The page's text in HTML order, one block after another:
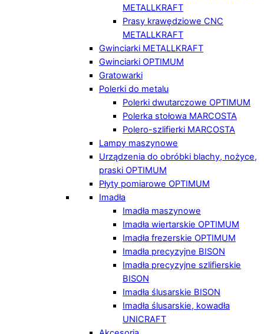
METALLKRAFT
Prasy krawędziowe CNC
METALLKRAFT
Gwinciarki METALLKRAFT
Gwinciarki OPTIMUM
Gratowarki
Polerki do metalu
Polerki dwutarczowe OPTIMUM
Polerka stołowa MARCOSTA
Polero-szlifierki MARCOSTA
Lampy maszynowe
Urządzenia do obróbki blachy, nożyce,
praski OPTIMUM
Płyty pomiarowe OPTIMUM
Imadła
Imadła maszynowe
Imadła wiertarskie OPTIMUM
Imadła frezerskie OPTIMUM
Imadła precyzyjne BISON
Imadła precyzyjne szlifierskie
BISON
Imadła ślusarskie BISON
Imadła ślusarskie, kowadła
UNICRAFT